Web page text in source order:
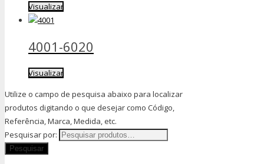
Visualizar
4001-6020
Visualizar
Utilize o campo de pesquisa abaixo para localizar
produtos digitando o que desejar como Código,
Referência, Marca, Medida, etc.
Pesquisar por: